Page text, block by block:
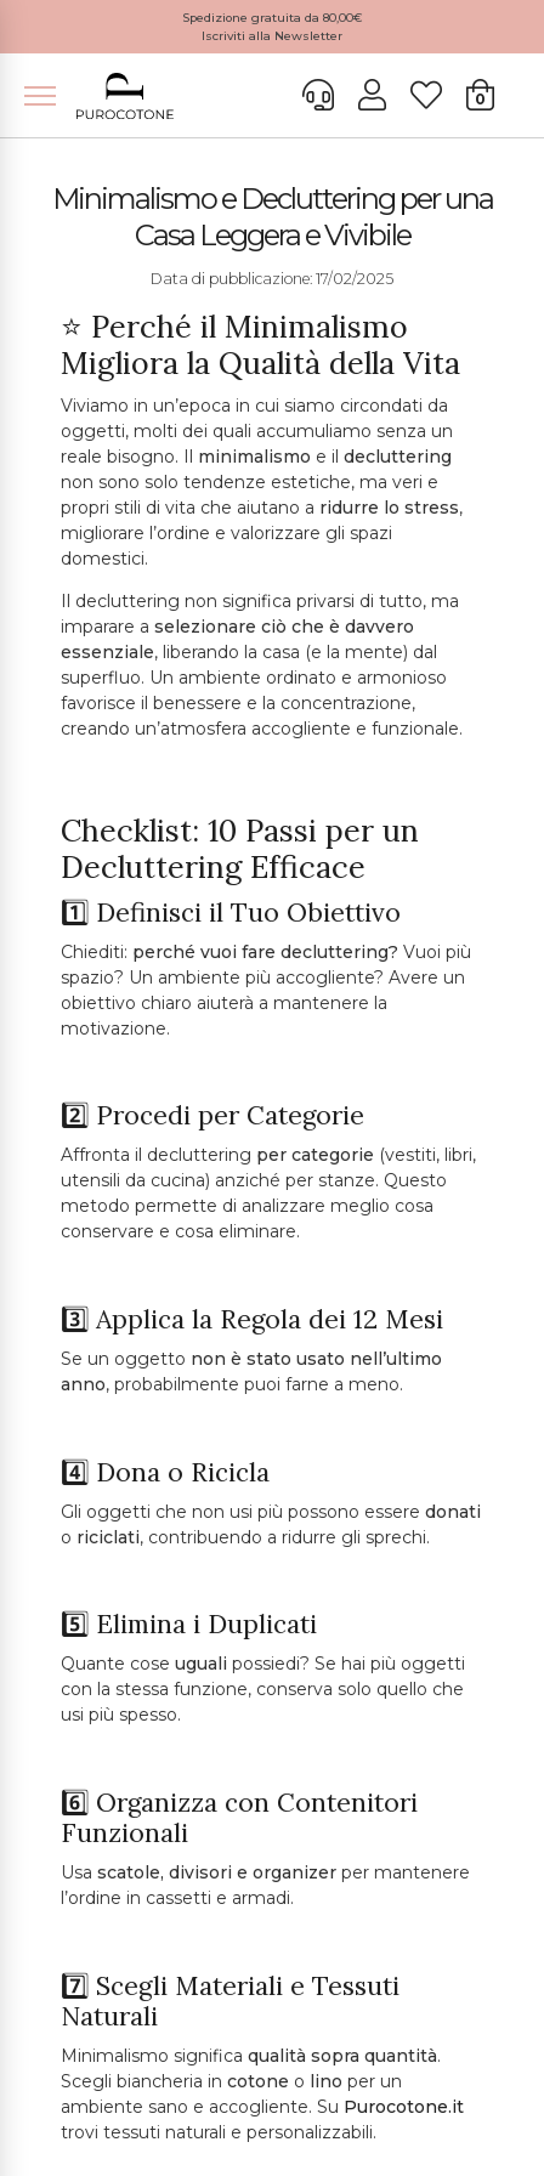
Spedizione gratuita da 80,00€
Iscriviti alla Newsletter
0
Minimalismo e Decluttering per una
Casa Leggera e Vivibile
Data di pubblicazione: 17/02/2025
⭐ Perché il Minimalismo
Migliora la Qualità della Vita
Viviamo in un’epoca in cui siamo circondati da
oggetti, molti dei quali accumuliamo senza un
reale bisogno. Il minimalismo e il decluttering
non sono solo tendenze estetiche, ma veri e
propri stili di vita che aiutano a ridurre lo stress,
migliorare l’ordine e valorizzare gli spazi
domestici.
Il decluttering non significa privarsi di tutto, ma
imparare a selezionare ciò che è davvero
essenziale, liberando la casa (e la mente) dal
superfluo. Un ambiente ordinato e armonioso
favorisce il benessere e la concentrazione,
creando un’atmosfera accogliente e funzionale.
Checklist: 10 Passi per un
Decluttering Efficace
1️⃣ Definisci il Tuo Obiettivo
Chiediti: perché vuoi fare decluttering? Vuoi più
spazio? Un ambiente più accogliente? Avere un
obiettivo chiaro aiuterà a mantenere la
motivazione.
2️⃣ Procedi per Categorie
Affronta il decluttering per categorie (vestiti, libri,
utensili da cucina) anziché per stanze. Questo
metodo permette di analizzare meglio cosa
conservare e cosa eliminare.
3️⃣ Applica la Regola dei 12 Mesi
Se un oggetto non è stato usato nell’ultimo
anno, probabilmente puoi farne a meno.
4️⃣ Dona o Ricicla
Gli oggetti che non usi più possono essere donati
o riciclati, contribuendo a ridurre gli sprechi.
5️⃣ Elimina i Duplicati
Quante cose uguali possiedi? Se hai più oggetti
con la stessa funzione, conserva solo quello che
usi più spesso.
6️⃣ Organizza con Contenitori
Funzionali
Usa scatole, divisori e organizer per mantenere
l’ordine in cassetti e armadi.
7️⃣ Scegli Materiali e Tessuti
Naturali
Minimalismo significa qualità sopra quantità.
Scegli biancheria in cotone o lino per un
ambiente sano e accogliente. Su Purocotone.it
trovi tessuti naturali e personalizzabili.